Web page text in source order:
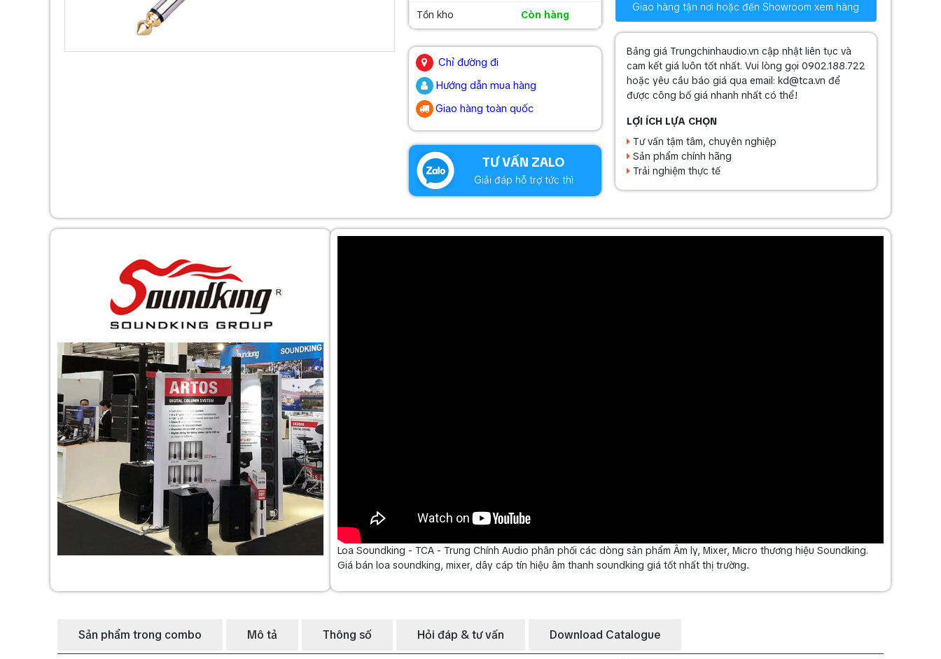
Tồn kho
Còn hàng
Chỉ đường đi
Hướng dẫn mua hàng
Giao hàng toàn quốc
TƯ VẤN ZALO
Giải đáp hỗ trợ tức thì
Giao hàng tận nơi hoặc đến Showroom xem hàng
Bảng giá Trungchinhaudio.vn cập nhật liên tục và
cam kết giá luôn tốt nhất. Vui lòng gọi 0902.188.722
hoặc yêu cầu báo giá qua email: kd@tca.vn để
được công bố giá nhanh nhất có thể!
LỢI ÍCH LỰA CHỌN
Tư vấn tậm tâm, chuyên nghiệp
Sản phẩm chính hãng
Trải nghiệm thực tế
Loa Soundking - TCA - Trung Chính Audio phân phối các dòng sản phẩm Âm ly, Mixer, Micro thương hiệu Soundking.
Giá bán loa soundking, mixer, dây cáp tín hiệu âm thanh soundking giá tốt nhất thị trường..
Sản phẩm trong combo Mô tả Thông số Hỏi đáp & tư vấn Download Catalogue